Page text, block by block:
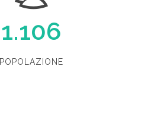
1.106
POPOLAZIONE